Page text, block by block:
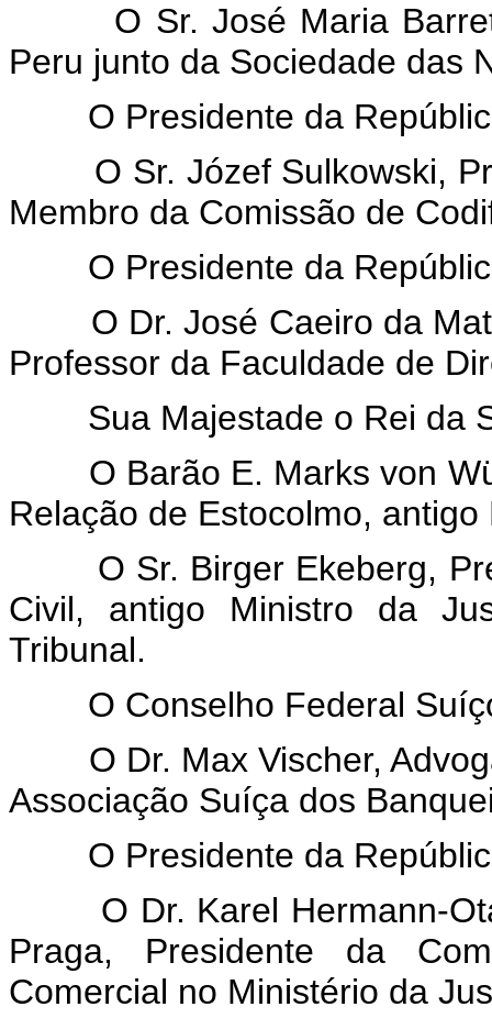
O Sr. José Maria
Peru junto da Sociedade das
O Presidente da
O Sr. Józef Sulkowski,
Membro da Comissão de
O Presidente da
O Dr. José Caeiro da
Professor da Faculdade de
Sua Majestade o Rei da
O Barão E. Marks von
Relação de Estocolmo,
O Sr. Birger Ekeberg,
Civil, antigo Ministro da
Tribunal.
O Conselho Federal
O Dr. Max Vischer,
Associação Suíça dos
O Presidente da
O Dr. Karel Hermann-
Praga, Presidente da
Comercial no Ministério da